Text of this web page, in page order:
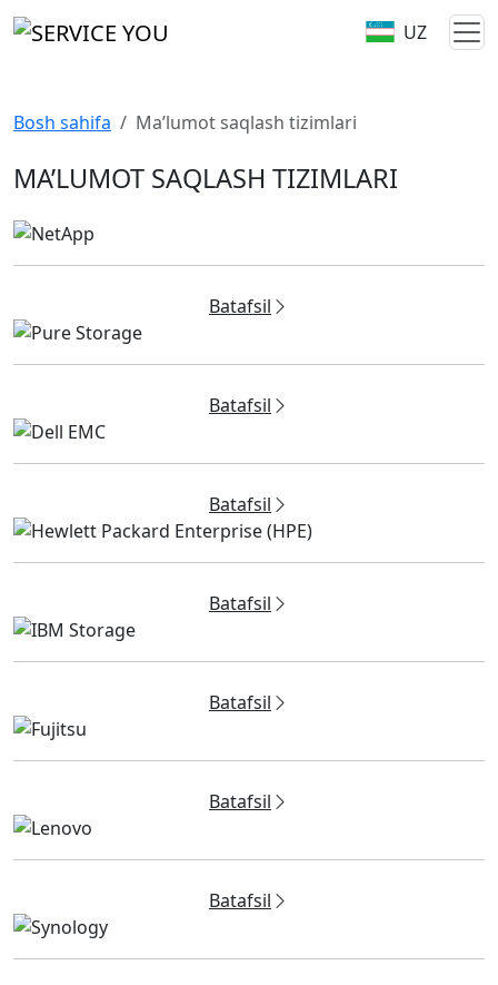
UZ
Bosh sahifa Ma’lumot saqlash tizimlari
MA’LUMOT SAQLASH TIZIMLARI
Batafsil
Batafsil
Batafsil
Batafsil
Batafsil
Batafsil
Batafsil